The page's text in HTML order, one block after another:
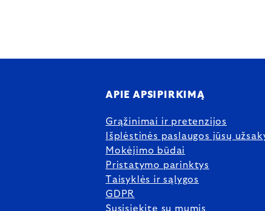
APIE APSIPIRKIMĄ
Grąžinimai ir pretenzijos
Išplėstinės paslaugos jūsų
Mokėjimo būdai
Pristatymo parinktys
Taisyklės ir sąlygos
GDPR
Susisiekite su mumis